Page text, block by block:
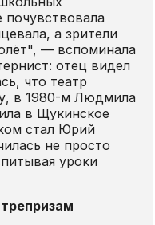
а зрители
— вспоминала
отец видел
что театр
в 1980-м Людмила
в Щукинское
стал Юрий
не просто
уроки